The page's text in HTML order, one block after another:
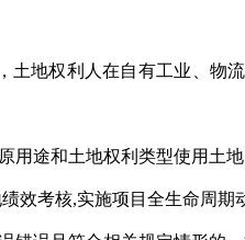
土地权利人在自有工业、物
途和土地权利类型使用土地
效考核,实施项目全生命周期